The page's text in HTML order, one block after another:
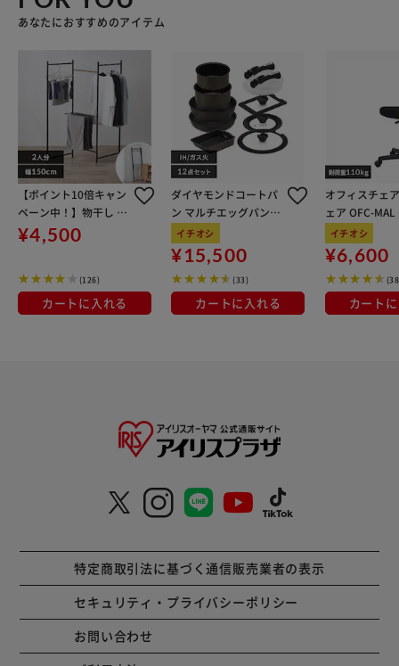
あなたにおすすめのアイテム
【ポイント10倍キャン
ペーン中！】物干し 室
内用 折りたたみ式 3連
OTM-150R ブラック 一
¥4,500
(126)
カートに入れる
ダイヤモンドコートパ
ン マルチエッグパン入
り 12点セット IHガス
火対応 MEGI-12S ブラ
ウンメタリック
イチオシ
¥15,500
(33)
カートに入れる
オフィスチェ
ェア OFC-
ン
イチオシ
¥6,600
カート
特定商取引法に基づく通信販売業者の表示
セキュリティ・プライバシーポリシー
お問い合わせ